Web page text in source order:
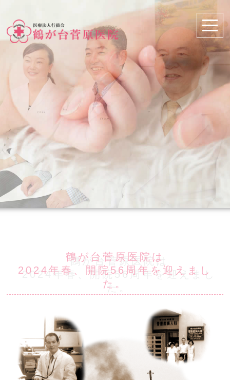
鶴が台菅原医院は
2024年春、開院56周年を迎えまし
た。